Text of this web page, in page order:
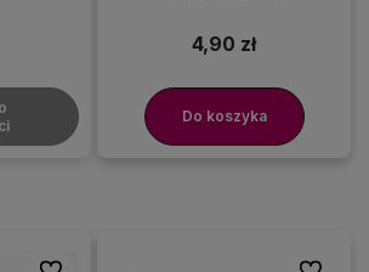
4,90 zł
Do koszyka